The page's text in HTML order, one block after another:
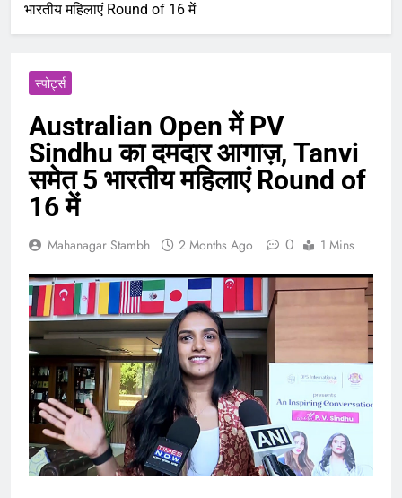
भारतीय महिलाएं Round of 16 में
‎स्पोर्ट्स
Australian Open में PV
Sindhu का दमदार आगाज़, Tanvi
समेत 5 भारतीय महिलाएं Round of
16 में
Mahanagar Stambh 2 Months Ago 0 1 Mins